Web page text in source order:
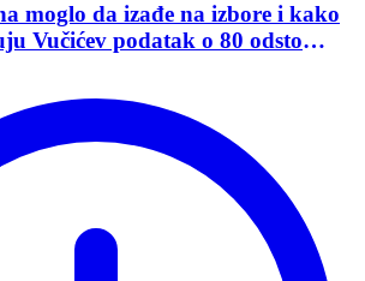
moglo da izađe na izbore i kako
Vučićev podatak o 80 odsto